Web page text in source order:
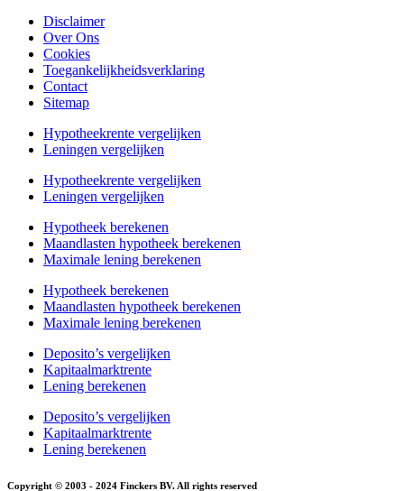
Disclaimer
Over Ons
Cookies
Toegankelijkheidsverklaring
Contact
Sitemap
Hypotheekrente vergelijken
Leningen vergelijken
Hypotheekrente vergelijken
Leningen vergelijken
Hypotheek berekenen
Maandlasten hypotheek berekenen
Maximale lening berekenen
Hypotheek berekenen
Maandlasten hypotheek berekenen
Maximale lening berekenen
Deposito’s vergelijken
Kapitaalmarktrente
Lening berekenen
Deposito’s vergelijken
Kapitaalmarktrente
Lening berekenen
Copyright © 2003 - 2024 Finckers BV. All rights reserved